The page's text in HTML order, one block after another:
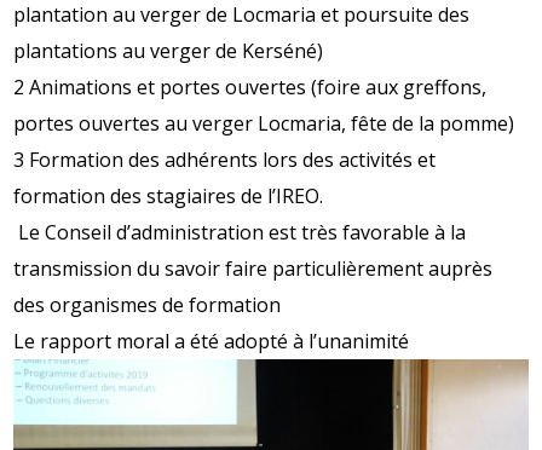
plantation au verger de Locmaria et poursuite des
plantations au verger de Kerséné)
2 Animations et portes ouvertes (foire aux greffons,
portes ouvertes au verger Locmaria, fête de la pomme)
3 Formation des adhérents lors des activités et
formation des stagiaires de l’IREO.
Le Conseil d’administration est très favorable à la
transmission du savoir faire particulièrement auprès
des organismes de formation
Le rapport moral a été adopté à l’unanimité